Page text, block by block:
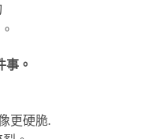
事。
更硬脆.